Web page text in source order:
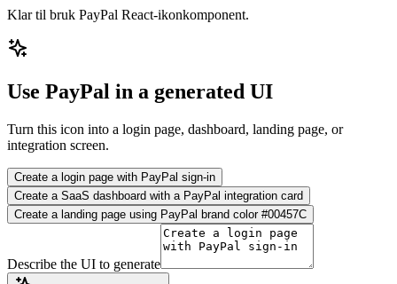
Klar til bruk PayPal React-ikonkomponent.
Use PayPal in a generated UI
Turn this icon into a login page, dashboard, landing page, or
integration screen.
Create a login page with PayPal sign-in
Create a SaaS dashboard with a PayPal integration card
Create a landing page using PayPal brand color #00457C
Describe the UI to generate